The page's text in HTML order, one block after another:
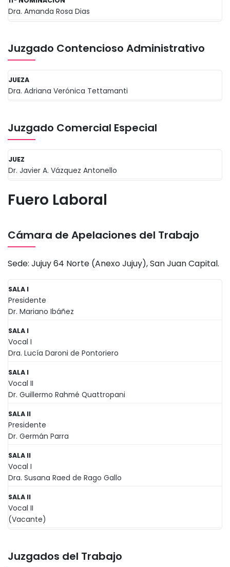
Dra. Amanda Rosa Dias
Juzgado Contencioso Administrativo
JUEZA
Dra. Adriana Verónica Tettamanti
Juzgado Comercial Especial
JUEZ
Dr. Javier A. Vázquez Antonello
Fuero Laboral
Cámara de Apelaciones del Trabajo
Sede: Jujuy 64 Norte (Anexo Jujuy), San Juan Capital.
SALA I
Presidente
Dr. Mariano Ibáñez
SALA I
Vocal I
Dra. Lucía Daroni de Pontoriero
SALA I
Vocal II
Dr. Guillermo Rahmé Quattropani
SALA II
Presidente
Dr. Germán Parra
SALA II
Vocal I
Dra. Susana Raed de Rago Gallo
SALA II
Vocal II
(Vacante)
Juzgados del Trabajo